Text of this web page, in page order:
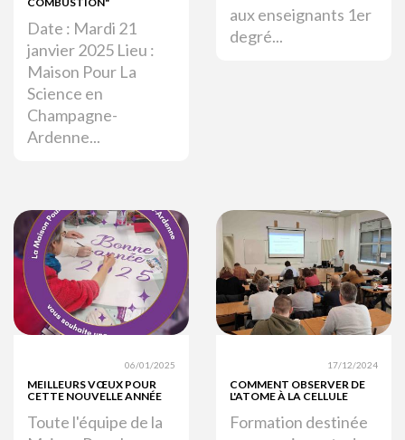
Date : Mardi 21
janvier 2025 Lieu :
Maison Pour La
Science en
Champagne-
Ardenne...
aux enseignants 1er
degré...
06/01/2025
MEILLEURS VŒUX POUR
CETTE NOUVELLE ANNÉE
Toute l'équipe de la
17/12/2024
COMMENT OBSERVER DE
L'ATOME À LA CELLULE
Formation destinée